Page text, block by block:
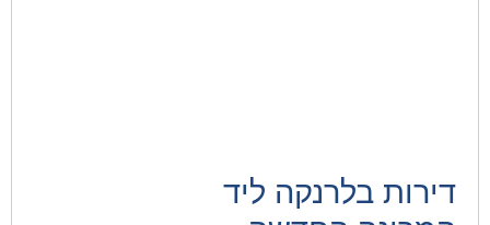
דירות בלרנקה ליד